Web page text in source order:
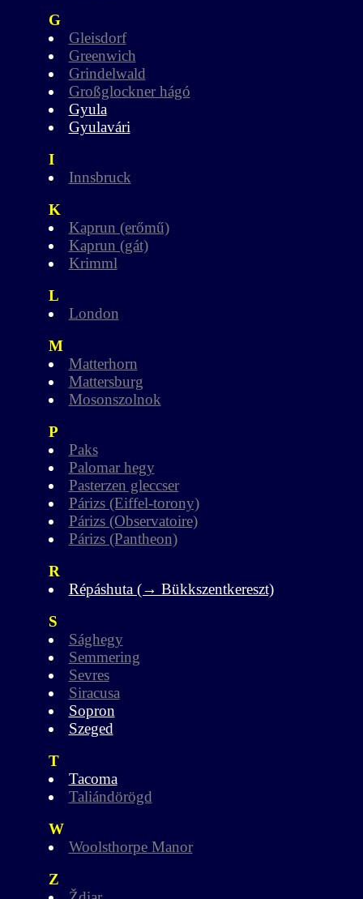
G
Gleisdorf
Greenwich
Grindelwald
Großglockner hágó
Gyula
Gyulavári
I
Innsbruck
K
Kaprun (erőmű)
Kaprun (gát)
Krimml
L
London
M
Matterhorn
Mattersburg
Mosonszolnok
P
Paks
Palomar hegy
Pasterzen gleccser
Párizs (Eiffel-torony)
Párizs (Observatoire)
Párizs (Pantheon)
R
Répáshuta (→ Bükkszentkereszt)
S
Sághegy
Semmering
Sevres
Siracusa
Sopron
Szeged
T
Tacoma
Taliándörögd
W
Woolsthorpe Manor
Z